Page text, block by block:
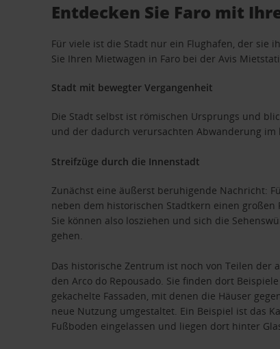
Entdecken Sie Faro mit
Für viele ist die Stadt nur ein Flughafen, der sie
Sie Ihren Mietwagen in Faro bei der Avis
Stadt mit bewegter Vergangenheit
Die Stadt selbst ist römischen Ursprungs und
und der dadurch verursachten Abwanderung
Streifzüge durch die Innenstadt
Zunächst eine äußerst beruhigende Nachricht:
neben dem historischen Stadtkern einen großen
Sie können also losziehen und sich die
gehen.
Das historische Zentrum ist noch von Teilen der
den Arco do Repousado. Sie finden dort
gekachelte Fassaden, mit denen die Häuser
neue Nutzung umgestaltet. Ein Beispiel ist das
Fußboden eingelassen und liegen dort hinter